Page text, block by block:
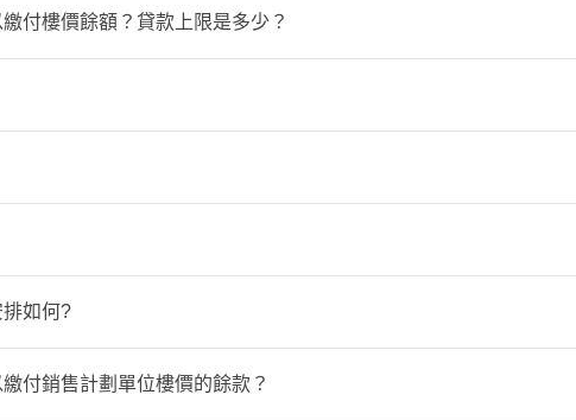
情請留意每個項目的價單及相關文件及資料。
付樓價餘額？貸款上限是多少？
務機構查詢有關申請按揭貸款之詳情及按揭貸款的條款與條件。貸
別買方之財政狀況而定。房協並不承諾或保證買方能獲得任何銀
目的實際按揭安排將會於項目推出後適時公布。)
單位所評定的物業市值來釐定。為徵收印花稅而評定的物業市值反
tc/residents/taxes/stamp/stamp_duty_rates.htm
的公契及管理協議內的條文及單位的管理份數計算。
的公契及管理協議均沒有禁止業主飼養寵物，惟個別項目的公契及
如何?
doc/tc/rehouse/Silver%20Pamphlet%20(TC).pdf
付銷售計劃單位樓價的餘款？